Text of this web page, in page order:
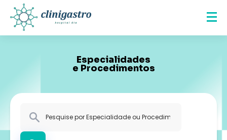
Especialidades
e Procedimentos